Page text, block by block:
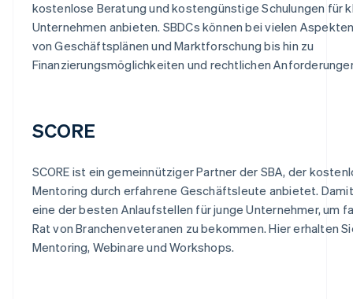
kostenlose Beratung und kostengünstige Schulungen für
Unternehmen anbieten. SBDCs können bei vielen
von Geschäftsplänen und Marktforschung bis hin zu
Finanzierungsmöglichkeiten und rechtlichen
SCORE
SCORE ist ein gemeinnütziger Partner der SBA, der
Mentoring durch erfahrene Geschäftsleute anbietet. Damit
eine der besten Anlaufstellen für junge Unternehmer, um
Rat von Branchenveteranen zu bekommen. Hier erhalten
Mentoring, Webinare und Workshops.